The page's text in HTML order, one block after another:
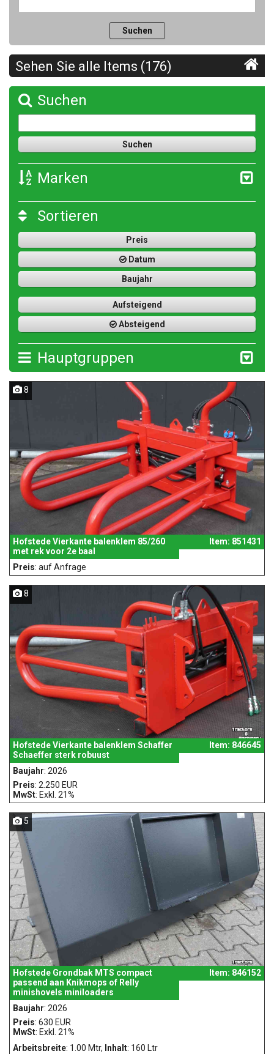
Sehen Sie alle Items (176)
Suchen
Marken
Sortieren
Preis
Datum
Baujahr
Aufsteigend
Absteigend
Hauptgruppen
8
Hofstede Vierkante balenklem 85/260
met rek voor 2e baal
Item: 851431
Preis: auf Anfrage
8
Hofstede Vierkante balenklem Schaffer
Schaeffer sterk robuust
Item: 846645
Baujahr: 2026
Preis: 2.250 EUR
MwSt: Exkl. 21%
5
Hofstede Grondbak MTS compact
passend aan Knikmops of Relly
minishovels miniloaders
Item: 846152
Baujahr: 2026
Preis: 630 EUR
MwSt: Exkl. 21%
Arbeitsbreite: 1.00 Mtr, Inhalt: 160 Ltr